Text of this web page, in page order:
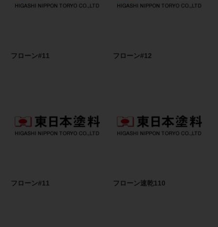
フローン#11 フローン#12
フローン#11 フローン速乾110